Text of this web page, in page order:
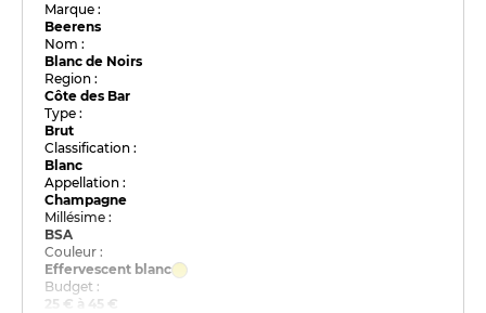
Marque :
Beerens
Nom :
Blanc de Noirs
Region :
Côte des Bar
Type :
Brut
Classification :
Blanc
Appellation :
Champagne
Millésime :
BSA
Couleur :
Effervescent blanc
Budget :
25 € à 45 €